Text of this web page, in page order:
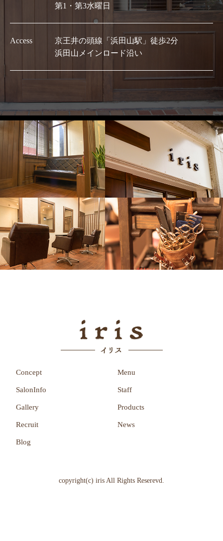
第1・第3水曜日
Access
京王井の頭線「浜田山駅」徒歩2分
浜田山メインロード沿い
Concept Menu
SalonInfo Staff
Gallery Products
Recruit News
Blog
copyright(c) iris All Rights Reserevd.